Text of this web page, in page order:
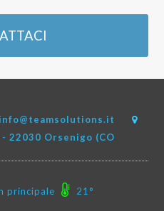
info@teamsolutions.it
22030 Orsenigo (CO
principale 21°